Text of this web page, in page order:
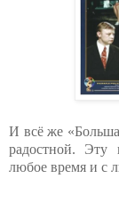
И всё же
радостной. Эту
любое время и с